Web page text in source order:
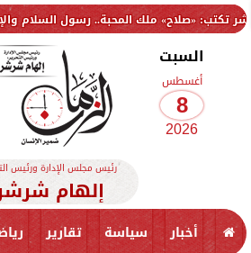
ملك المحبة.. رسول السلام والإنسانية
السبت
أغسطس
8
2026
رئيس مجلس الإدارة ورئيس
إلهام
أخبار سياسة تقارير